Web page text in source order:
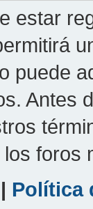
estar
puede
Antes
foros
| Política